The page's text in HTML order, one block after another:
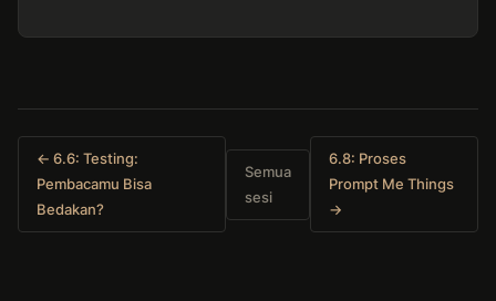
← 6.6: Testing:
Pembacamu Bisa
Bedakan?
Semua
sesi
6.8: Proses
Prompt Me Things
→